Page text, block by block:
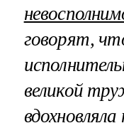
говорят,
великой